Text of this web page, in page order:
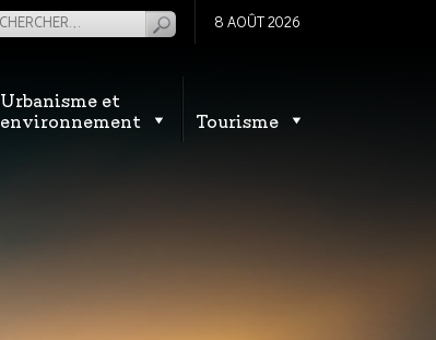
8 AOÛT 2026
Urbanisme et
environnement
Tourisme